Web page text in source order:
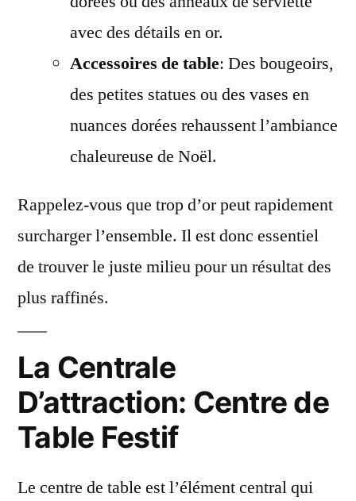
avec des détails en or.
Accessoires de table: Des bougeoirs,
des petites statues ou des vases en
nuances dorées rehaussent l’ambiance
chaleureuse de Noël.
Rappelez-vous que trop d’or peut rapidement
surcharger l’ensemble. Il est donc essentiel
de trouver le juste milieu pour un résultat des
plus raffinés.
La Centrale
D’attraction: Centre de
Table Festif
Le centre de table est l’élément central qui